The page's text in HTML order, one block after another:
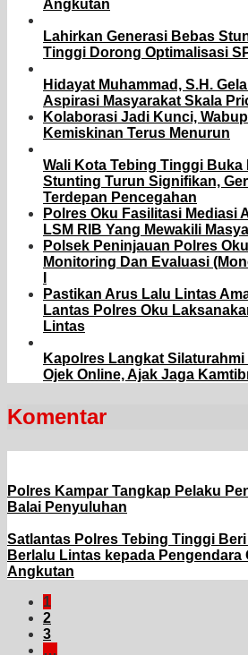
Angkutan
Lahirkan Generasi Bebas
Tinggi Dorong Optimalisasi
Hidayat Muhammad, S.H.
Aspirasi Masyarakat Skala
Kolaborasi Jadi Kunci,
Kemiskinan Terus Menurun
Wali Kota Tebing Tinggi Buka
Stunting Turun Signifikan,
Terdepan Pencegahan
Polres Oku Fasilitasi Mediasi
LSM RIB Yang Mewakili
Polsek Peninjauan Polres
Monitoring Dan Evaluasi
Pastikan Arus Lalu Lintas
Lantas Polres Oku
Lintas
Kapolres Langkat
Ojek Online, Ajak Jaga
Komentar
Polres Kampar Tangkap Pelaku
Balai Penyuluhan
Satlantas Polres Tebing Tinggi
Berlalu Lintas kepada Pengendara
Angkutan
1
2
3
…